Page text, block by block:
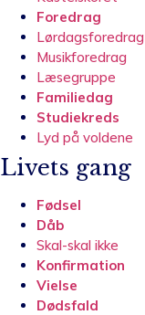
Foredrag
Lørdagsforedrag
Musikforedrag
Læsegruppe
Familiedag
Studiekreds
Lyd på voldene
Livets gang
Fødsel
Dåb
Skal-skal ikke
Konfirmation
Vielse
Dødsfald